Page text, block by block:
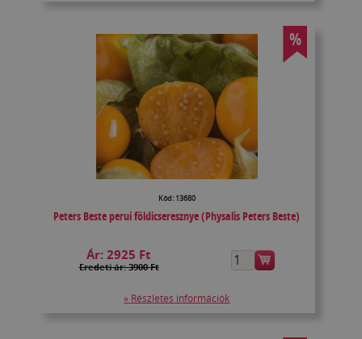
%
Kód: 13680
Peters Beste perui földicseresznye (Physalis Peters Beste)
Ár:2925 Ft
Eredeti ár: 3900 Ft
» Részletes információk